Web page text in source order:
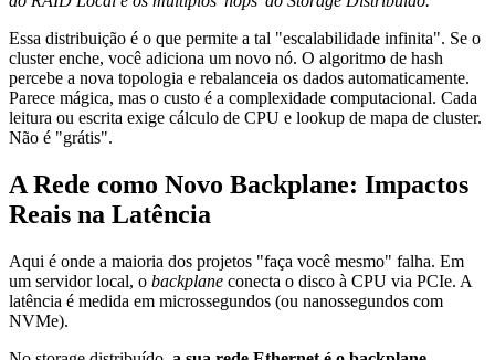
Essa distribuição é o que permite a tal "escalabilidade infinita". Se o
cluster enche, você adiciona um novo nó. O algoritmo de hash
percebe a nova topologia e rebalanceia os dados automaticamente.
Parece mágica, mas o custo é a complexidade computacional. Cada
leitura ou escrita exige cálculo de CPU e lookup de mapa de cluster.
Não é "grátis".
A Rede como Novo Backplane: Impactos
Reais na Latência
Aqui é onde a maioria dos projetos "faça você mesmo" falha. Em
um servidor local, o backplane conecta o disco à CPU via PCIe. A
latência é medida em microssegundos (ou nanossegundos com
NVMe).